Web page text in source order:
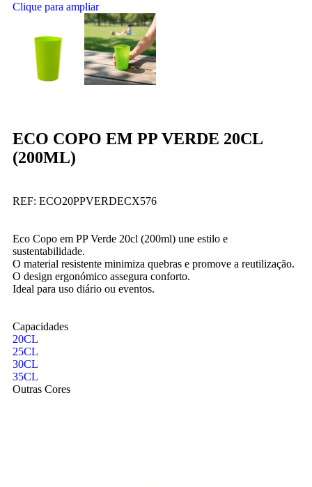
Clique para ampliar
ECO COPO EM PP VERDE 20CL
(200ML)
REF: ECO20PPVERDECX576
Eco Copo em PP Verde 20cl (200ml) une estilo e
sustentabilidade.
O material resistente minimiza quebras e promove a reutilização.
O design ergonómico assegura conforto.
Ideal para uso diário ou eventos.
Capacidades
20CL
25CL
30CL
35CL
Outras Cores